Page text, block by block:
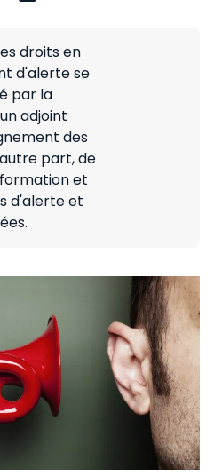
droits en
d'alerte se
par la
adjoint
des
part, de
et
d'alerte et